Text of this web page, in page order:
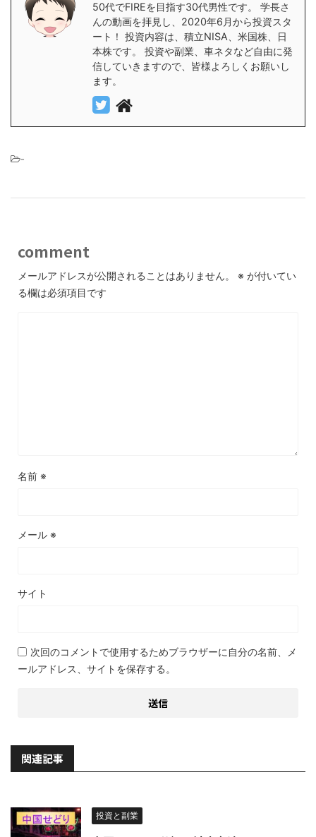
50代でFIREを目指す30代男性です。 学長さ
んの動画を拝見し、2020年6月から投資スタ
ート！ 投資内容は、積立NISA、米国株、日
本株です。 投資や副業、車ネタなど自由に発
信していきますので、皆様よろしくお願いし
ます。
-
comment
メールアドレスが公開されることはありません。 ※ が付いてい
る欄は必須項目です
名前 ※
メール ※
サイト
次回のコメントで使用するためブラウザーに自分の名前、メ
ールアドレス、サイトを保存する。
関連記事
投資と副業